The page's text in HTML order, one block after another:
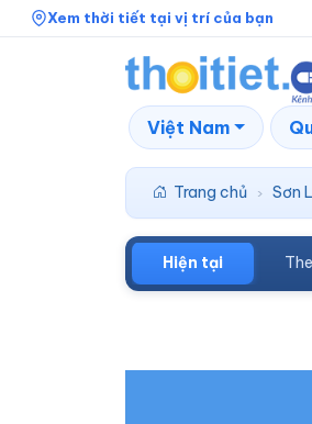
Xem thời tiết tại vị trí của bạn
Việt Nam
Trang chủ › Sơn
Hiện tại